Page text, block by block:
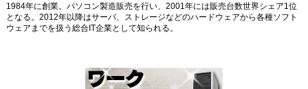
1984年に創業。パソコン製造販売を行い、2001年には販売台数世界シェア1位
となる。2012年以降はサーバ、ストレージなどのハードウェアから各種ソフト
ウェアまでを扱う総合IT企業として知られる。